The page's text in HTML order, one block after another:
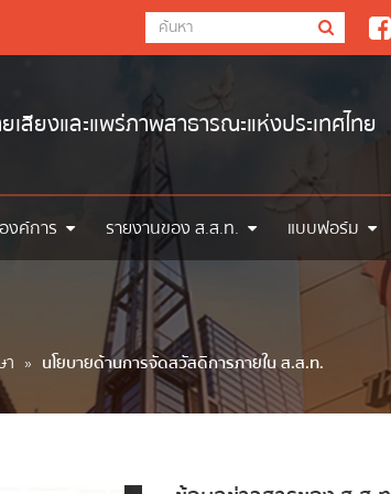
สียงและแพร่ภาพสาธารณะแห่งประเทศไทย
งค์การ รายงานของ ส.ส.ท. แบบฟอร์ม
า » นโยบายด้านการจัดสวัสดิการภายใน ส.ส.ท.